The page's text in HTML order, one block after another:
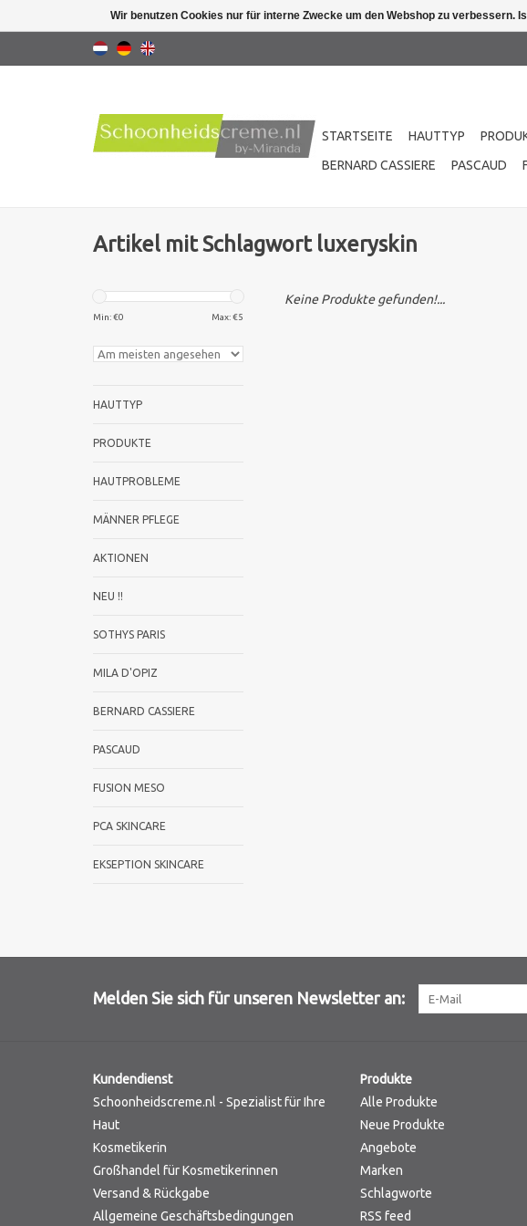
STARTSEITE HAUTTYP
BERNARD CASSIERE
PASCAUD
Artikel mit Schlagwort luxeryskin
Min: €0 Max: €5
HAUTTYP
PRODUKTE
HAUTPROBLEME
MÄNNER PFLEGE
AKTIONEN
NEU !!
SOTHYS PARIS
MILA D'OPIZ
BERNARD CASSIERE
PASCAUD
FUSION MESO
PCA SKINCARE
EKSEPTION SKINCARE
Keine Produkte gefunden!...
Melden Sie sich für unseren Newsletter an:
Kundendienst
Schoonheidscreme.nl - Spezialist für Ihre
Haut
Kosmetikerin
Großhandel für Kosmetikerinnen
Versand & Rückgabe
Allgemeine Geschäftsbedingungen
Produkte
Alle Produkte
Neue Produkte
Angebote
Marken
Schlagworte
RSS feed
Wir benutzen Cookies nur für interne Zwecke um den Webshop zu verbessern.